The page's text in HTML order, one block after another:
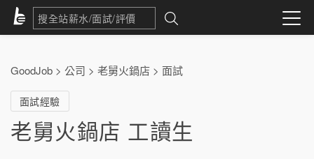
GoodJob > 公司 > 老舅火鍋店 > 面試
面試經驗
老舅火鍋店 工讀生